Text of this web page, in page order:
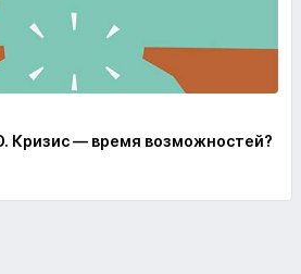
Кризис — время возможностей?